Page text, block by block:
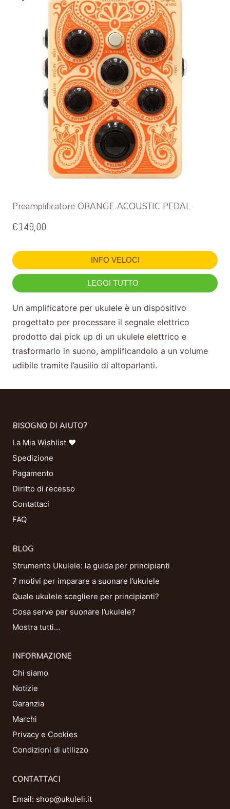
Preamplificatore ORANGE ACOUSTIC PEDAL
€149,00
INFO VELOCI
LEGGI TUTTO
Un amplificatore per ukulele è un dispositivo
progettato per processare il segnale elettrico
prodotto dai pick up di un ukulele elettrico e
trasformarlo in suono, amplificandolo a un volume
udibile tramite l’ausilio di altoparlanti.
BISOGNO DI AIUTO?
La Mia Wishlist ❤
Spedizione
Pagamento
Diritto di recesso
Contattaci
FAQ
BLOG
Strumento Ukulele: la guida per principianti
7 motivi per imparare a suonare l’ukulele
Quale ukulele scegliere per principianti?
Cosa serve per suonare l’ukulele?
Mostra tutti…
INFORMAZIONE
Chi siamo
Notizie
Garanzia
Marchi
Privacy e Cookies
Condizioni di utilizzo
CONTATTACI
Email: shop@ukuleli.it